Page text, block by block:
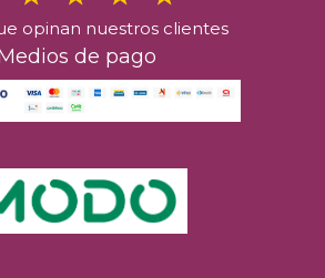
opinan nuestros clientes
de pago